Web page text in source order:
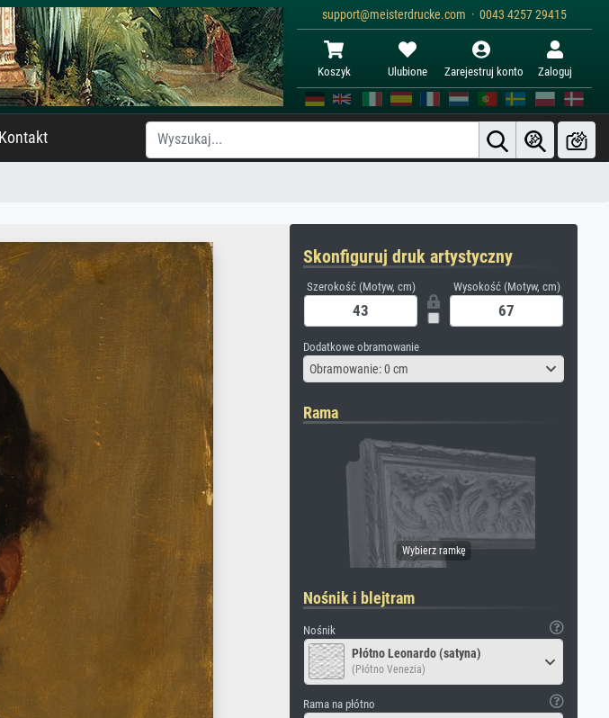
support@meisterdrucke.com · 0043 4257 29415
Koszyk Ulubione Zarejestruj konto Zaloguj
Kontakt
Skonfiguruj druk artystyczny
Szerokość (Motyw, cm) Wysokość (Motyw, cm)
Dodatkowe obramowanie
Obramowanie: 0 cm
Rama
Nośnik i blejtram
Nośnik
Płótno Leonardo (satyna)
(Płótno Venezia)
Rama na płótno